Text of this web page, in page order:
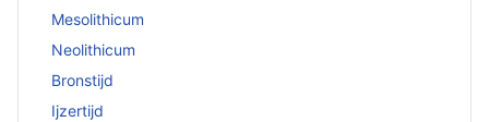
Mesolithicum
Neolithicum
Bronstijd
Ijzertijd